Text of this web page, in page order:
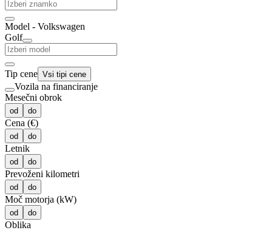
Model - Volkswagen
Golf
Tip cene Vsi tipi cene
Vozila na financiranje
Mesečni obrok
od do
Cena (€)
od do
Letnik
od do
Prevoženi kilometri
od do
Moč motorja (kW)
od do
Oblika